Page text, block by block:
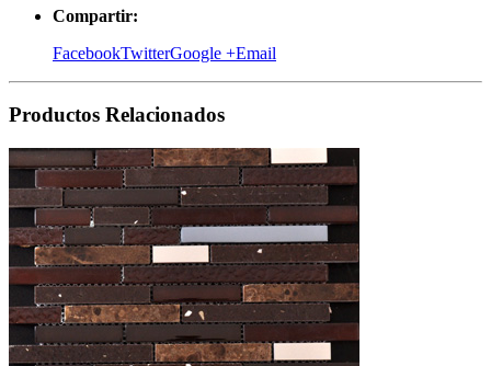
Compartir:
FacebookTwitterGoogle +Email
Productos Relacionados